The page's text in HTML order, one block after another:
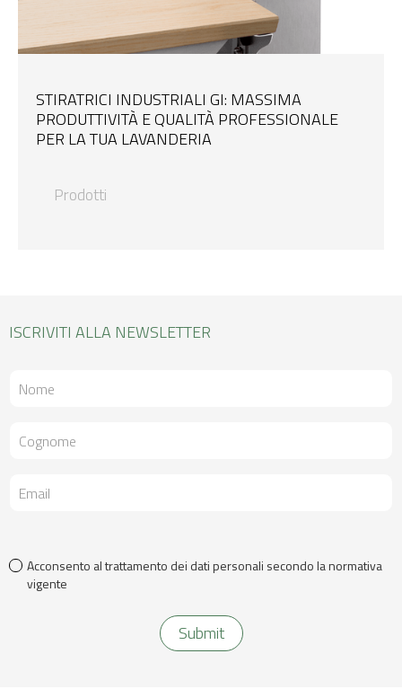
STIRATRICI INDUSTRIALI GI: MASSIMA
PRODUTTIVITÀ E QUALITÀ PROFESSIONALE
PER LA TUA LAVANDERIA
Prodotti
ISCRIVITI ALLA NEWSLETTER
Acconsento al trattamento dei dati personali secondo la normativa
vigente